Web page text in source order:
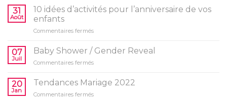
31
Août
10 idées d’activités pour l’anniversaire de vos
enfants
Commentaires ferméssur
idées
d’activités
pour
de
enfants
07
Juil
Baby Shower / Gender Reveal
Commentaires ferméssur
Shower
/
Gender
20
Jan
Tendances Mariage 2022
Commentaires ferméssur